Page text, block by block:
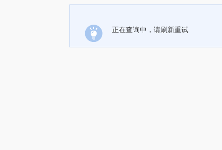
正在查询中，请刷新重试